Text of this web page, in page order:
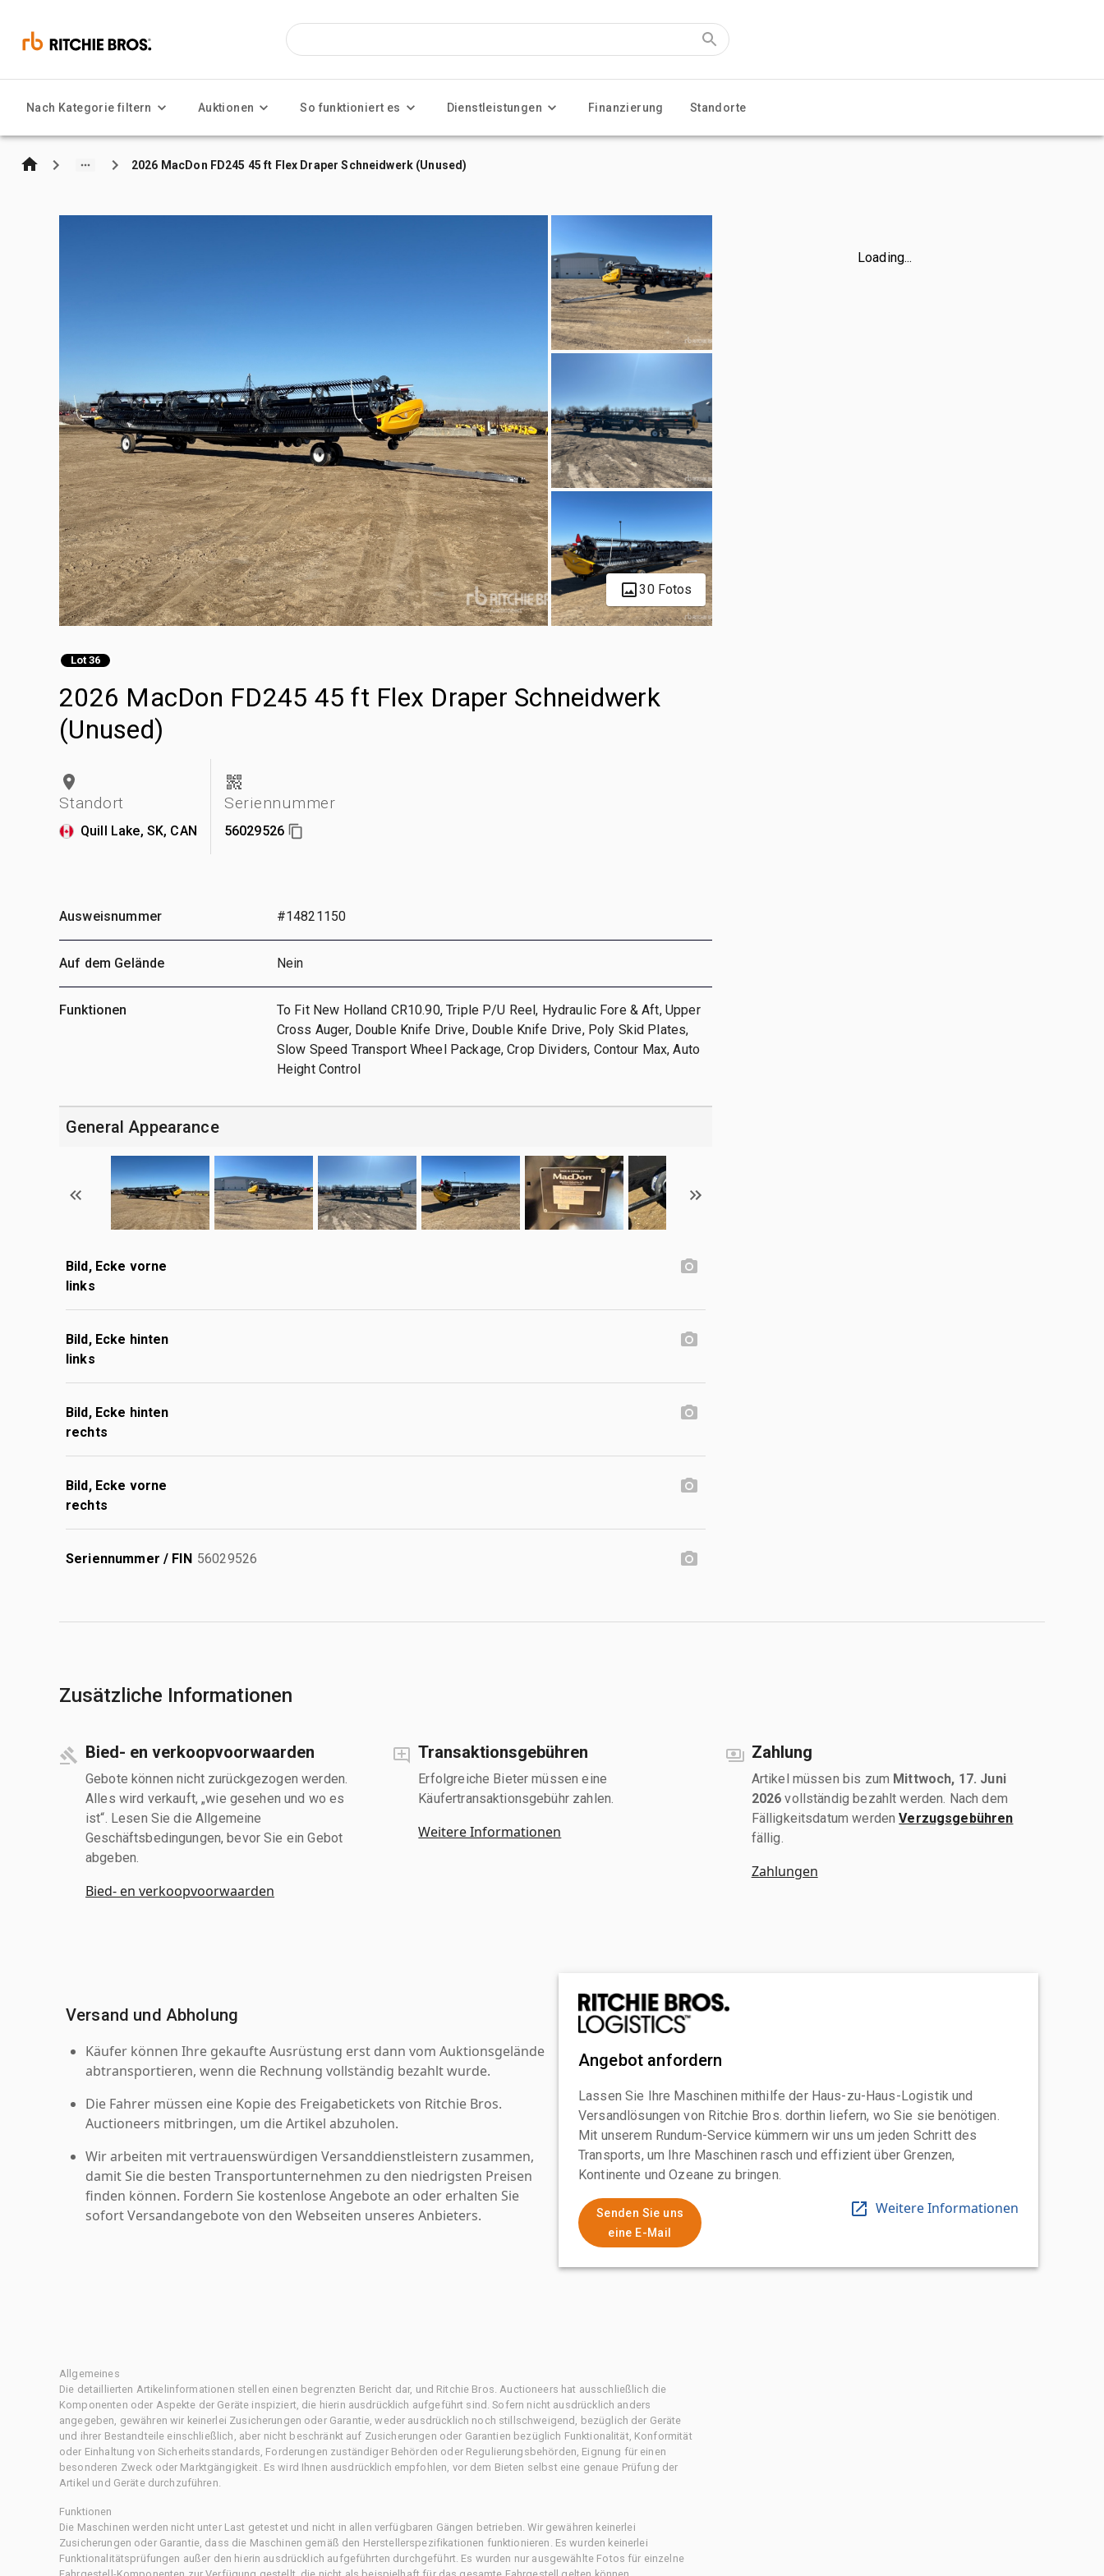
Nach Kategorie filtern Auktionen So funktioniert es Dienstleistungen Finanzierung Standorte
2026 MacDon FD245 45 ft Flex Draper Schneidwerk (Unused)
30 Fotos
Lot 36
2026 MacDon FD245 45 ft Flex Draper Schneidwerk
(Unused)
Standort
Quill Lake, SK, CAN
Seriennummer
56029526
Loading...
Ausweisnummer #14821150
Auf dem Gelände Nein
Funktionen
To Fit New Holland CR10.90, Triple P/U Reel, Hydraulic Fore & Aft, Upper
Cross Auger, Double Knife Drive, Double Knife Drive, Poly Skid Plates,
Slow Speed Transport Wheel Package, Crop Dividers, Contour Max, Auto
Height Control
General Appearance
Bild, Ecke vorne
links
Bild, Ecke hinten
links
Bild, Ecke hinten
rechts
Bild, Ecke vorne
rechts
Seriennummer / FIN 56029526
Zusätzliche Informationen
Bied- en verkoopvoorwaarden
Gebote können nicht zurückgezogen werden.
Alles wird verkauft, „wie gesehen und wo es
ist“. Lesen Sie die Allgemeine
Geschäftsbedingungen, bevor Sie ein Gebot
abgeben.
Bied- en verkoopvoorwaarden
Transaktionsgebühren
Erfolgreiche Bieter müssen eine
Käufertransaktionsgebühr zahlen.
Weitere Informationen
Zahlung
Artikel müssen bis zum Mittwoch, 17. Juni
2026 vollständig bezahlt werden. Nach dem
Fälligkeitsdatum werdenVerzugsgebühren
fällig.
Zahlungen
Versand und Abholung
Käufer können Ihre gekaufte Ausrüstung erst dann vom Auktionsgelände
abtransportieren, wenn die Rechnung vollständig bezahlt wurde.
Die Fahrer müssen eine Kopie des Freigabetickets von Ritchie Bros.
Auctioneers mitbringen, um die Artikel abzuholen.
Wir arbeiten mit vertrauenswürdigen Versanddienstleistern zusammen,
damit Sie die besten Transportunternehmen zu den niedrigsten Preisen
finden können. Fordern Sie kostenlose Angebote an oder erhalten Sie
sofort Versandangebote von den Webseiten unseres Anbieters.
Angebot anfordern
Lassen Sie Ihre Maschinen mithilfe der Haus-zu-Haus-Logistik und
Versandlösungen von Ritchie Bros. dorthin liefern, wo Sie sie benötigen.
Mit unserem Rundum-Service kümmern wir uns um jeden Schritt des
Transports, um Ihre Maschinen rasch und effizient über Grenzen,
Kontinente und Ozeane zu bringen.
Senden Sie uns
eine E-Mail
Weitere Informationen
Allgemeines
Die detaillierten Artikelinformationen stellen einen begrenzten Bericht dar, und Ritchie Bros. Auctioneers hat ausschließlich die
Komponenten oder Aspekte der Geräte inspiziert, die hierin ausdrücklich aufgeführt sind. Sofern nicht ausdrücklich anders
angegeben, gewähren wir keinerlei Zusicherungen oder Garantie, weder ausdrücklich noch stillschweigend, bezüglich der Geräte
und ihrer Bestandteile einschließlich, aber nicht beschränkt auf Zusicherungen oder Garantien bezüglich Funktionalität, Konformität
oder Einhaltung von Sicherheitsstandards, Forderungen zuständiger Behörden oder Regulierungsbehörden, Eignung für einen
besonderen Zweck oder Marktgängigkeit. Es wird Ihnen ausdrücklich empfohlen, vor dem Bieten selbst eine genaue Prüfung der
Artikel und Geräte durchzuführen.
Funktionen
Die Maschinen werden nicht unter Last getestet und nicht in allen verfügbaren Gängen betrieben. Wir gewähren keinerlei
Zusicherungen oder Garantie, dass die Maschinen gemäß den Herstellerspezifikationen funktionieren. Es wurden keinerlei
Funktionalitätsprüfungen außer den hierin ausdrücklich aufgeführten durchgeführt. Es wurden nur ausgewählte Fotos für einzelne